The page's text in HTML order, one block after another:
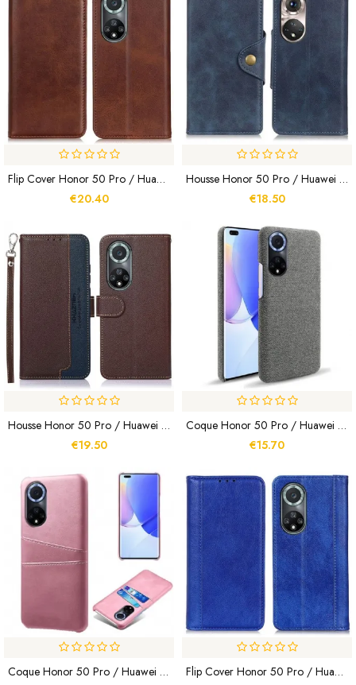
Flip Cover Honor 50 Pro / Huawei Nova 9 ProCuir Fendu Élégance
€20.40
Housse Honor 50 Pro / Huawei Nova 9 Pro Simili Cuir Vintage Et Bouton
€18.50
Housse Honor 50 Pro / Huawei Nova 9 Pro Style Litchi RFID KHAZNEH
€19.50
Coque Honor 50 Pro / Huawei Nova 9 Pro Texture Tissu KSQ
€15.70
Coque Honor 50 Pro / Huawei Nova 9 Pro Porte-Cartes KSQ
Flip Cover Honor 50 Pro / Huawei Nova 9 Pro Cuir Litchi Fendu Élégance